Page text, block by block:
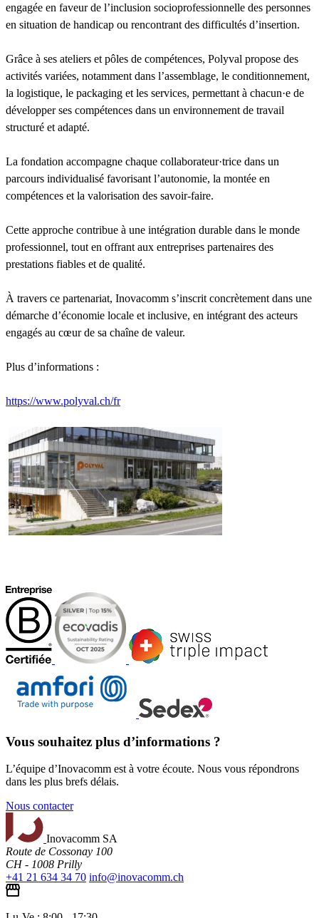
engagée en faveur de l’inclusion socioprofessionnelle des personnes
en situation de handicap ou rencontrant des difficultés d’insertion.
Grâce à ses ateliers et pôles de compétences, Polyval propose des
activités variées, notamment dans l’assemblage, le conditionnement,
la logistique, le packaging et les services, permettant à chacun·e de
développer ses compétences dans un environnement de travail
structuré et adapté.
La fondation accompagne chaque collaborateur·trice dans un
parcours individualisé favorisant l’autonomie, la montée en
compétences et la valorisation des savoir-faire.
Cette approche contribue à une intégration durable dans le monde
professionnel, tout en offrant aux entreprises partenaires des
prestations fiables et de qualité.
À travers ce partenariat, Inovacomm s’inscrit concrètement dans une
démarche d’économie locale et inclusive, en intégrant des acteurs
engagés au cœur de sa chaîne de valeur.
Plus d’informations :
https://www.polyval.ch/fr
Vous souhaitez plus d’informations ?
L’équipe d’Inovacomm est à votre écoute. Nous vous répondrons
dans les plus brefs délais.
Nous contacter
Inovacomm SA
Route de Cossonay 100
CH - 1008 Prilly
+41 21 634 34 70 info@inovacomm.ch